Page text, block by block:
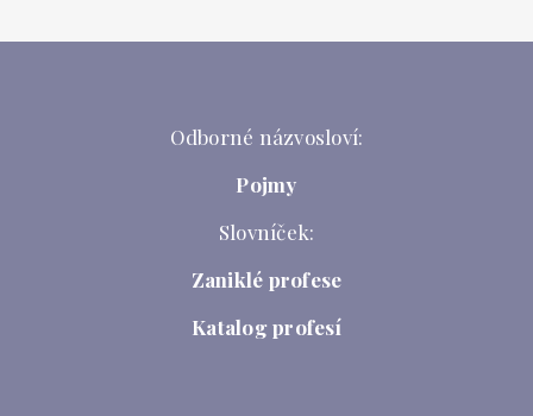
Odborné názvosloví:
Pojmy
Slovníček:
Zaniklé profese
Katalog profesí